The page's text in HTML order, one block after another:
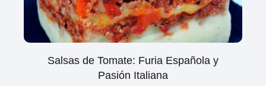
Salsas de Tomate: Furia Española y
Pasión Italiana